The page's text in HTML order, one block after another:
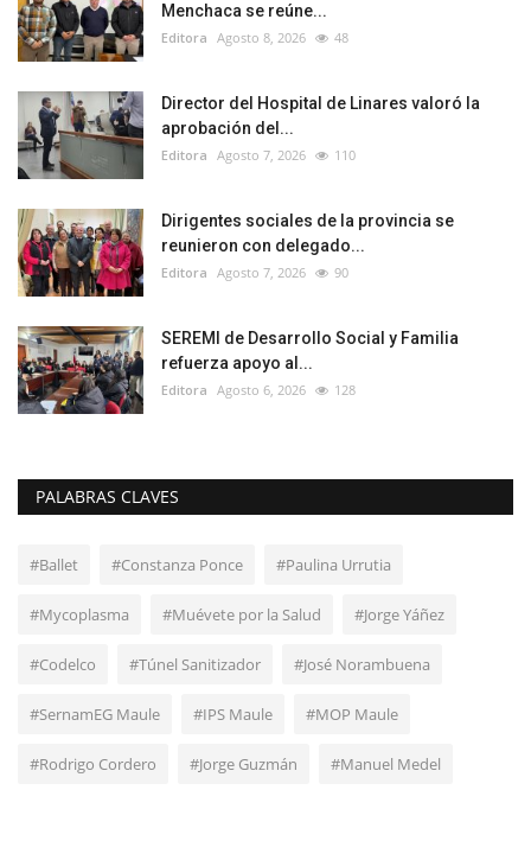
Menchaca se reúne...
Editora Agosto 8, 2026 48
Director del Hospital de Linares valoró la
aprobación del...
Editora Agosto 7, 2026 110
Dirigentes sociales de la provincia se
reunieron con delegado...
Editora Agosto 7, 2026 90
SEREMI de Desarrollo Social y Familia
refuerza apoyo al...
Editora Agosto 6, 2026 128
PALABRAS CLAVES
#Ballet #Constanza Ponce #Paulina Urrutia
#Mycoplasma #Muévete por la Salud #Jorge Yáñez
#Codelco #Túnel Sanitizador #José Norambuena
#SernamEG Maule #IPS Maule #MOP Maule
#Rodrigo Cordero #Jorge Guzmán #Manuel Medel